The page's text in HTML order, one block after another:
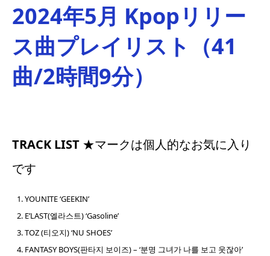
2024年5月 Kpopリリー
ス曲プレイリスト（41
曲/2時間9分）
TRACK LIST ★マークは個人的なお気に入り
です
YOUNITE ‘GEEKIN’
E’LAST(엘라스트) ‘Gasoline’
TOZ (티오지) ‘NU SHOES’
FANTASY BOYS(판타지 보이즈) – ‘분명 그녀가 나를 보고 웃잖아’